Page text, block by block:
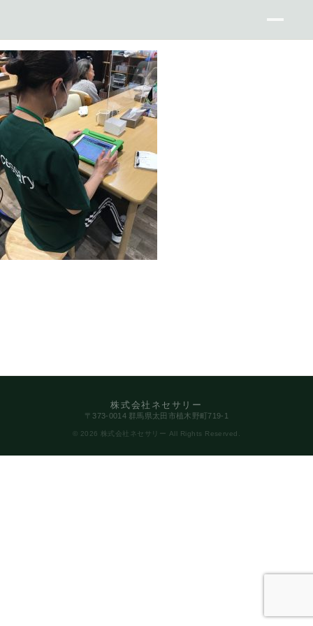
株式会社ネセサリー
〒373-0014 群馬県太田市植木野町719-1
© 2026 株式会社ネセサリー All Rights Reserved.